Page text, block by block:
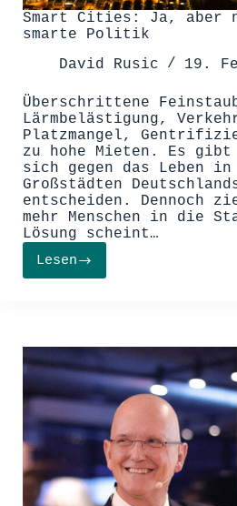
Smart Cities: Ja, aber
smarte Politik
David Rusic
19.
Überschrittene
Lärmbelästigung,
Platzmangel,
zu hohe Mieten. Es gibt
sich gegen das Leben
Großstädten
entscheiden. Dennoch
mehr Menschen in die
Lösung scheint…
LesenSmart
Cities:
ohne
smarte
Politik